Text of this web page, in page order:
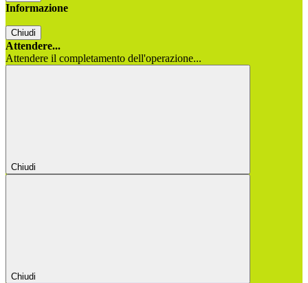
Informazione
Chiudi
Attendere...
Attendere il completamento dell'operazione...
Chiudi
Chiudi